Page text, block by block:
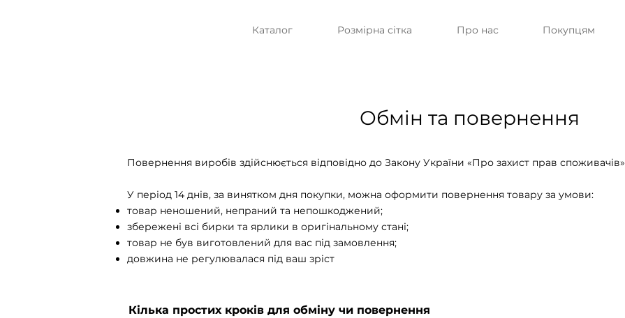
Каталог Розмірна сітка Про нас Покупцям
Обмін та повернення
Повернення виробів здійснюється відповідно до Закону України «Про захист прав споживачів»
У період 14 днів, за винятком дня покупки, можна оформити повернення товару за умови:
товар неношений, непраний та непошкоджений;
збережені всі бирки та ярлики в оригінальному стані;
товар не був виготовлений для вас під замовлення;
довжина не регулювалася під ваш зріст
Кілька простих кроків для обміну чи повернення